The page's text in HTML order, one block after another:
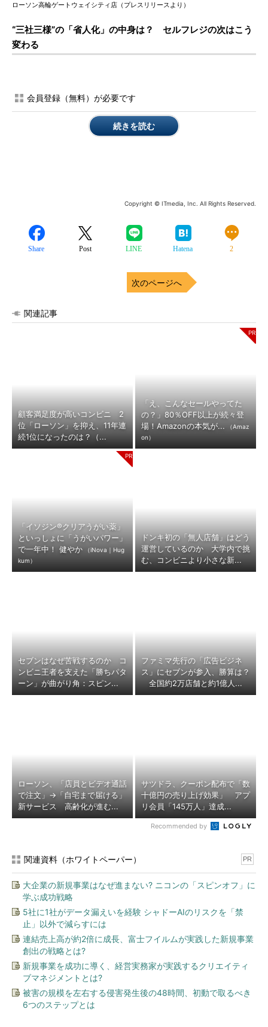
ローソン高輪ゲートウェイシティ店（プレスリリースより）
“三社三様”の「省人化」の中身は？ セルフレジの次はこう
変わる
会員登録（無料）が必要です
続きを読む
Copyright © ITmedia, Inc. All Rights Reserved.
Share Post LINE Hatena 2
次のページへ
関連記事
顧客満足度が高いコンビニ 2
位「ローソン」を抑え、11年連
続1位になったのは？（...
「え、こんなセールやってた
の？」80％OFF以上が続々登
場！Amazonの本気が...
（Amaz
on）
「イソジン®クリアうがい薬」
といっしょに「うがいパワー」
で一年中！ 健やか
（iNova｜Hug
kum）
ドンキ初の「無人店舗」はどう
運営しているのか 大学内で挑
む、コンビニより小さな新...
セブンはなぜ苦戦するのか コ
ンビニ王者を支えた「勝ちパタ
ーン」が曲がり角：スピン...
ファミマ先行の「広告ビジネ
ス」にセブンが参入、勝算は？
全国約2万店舗と約1億人...
ローソン、「店員とビデオ通話
で注文」→「自宅まで届ける」
新サービス 高齢化が進む...
サツドラ、クーポン配布で「数
十億円の売り上げ効果」 アプ
リ会員「145万人」達成...
Recommended by
関連資料（ホワイトペーパー） PR
大企業の新規事業はなぜ進まない? ニコンの「スピンオフ」に
学ぶ成功戦略
5社に1社がデータ漏えいを経験 シャドーAIのリスクを「禁
止」以外で減らすには
連結売上高が約2倍に成長、富士フイルムが実践した新規事業
創出の戦略とは?
新規事業を成功に導く、経営実務家が実践するクリエイティ
ブマネジメントとは?
被害の規模を左右する侵害発生後の48時間、初動で取るべき
6つのステップとは